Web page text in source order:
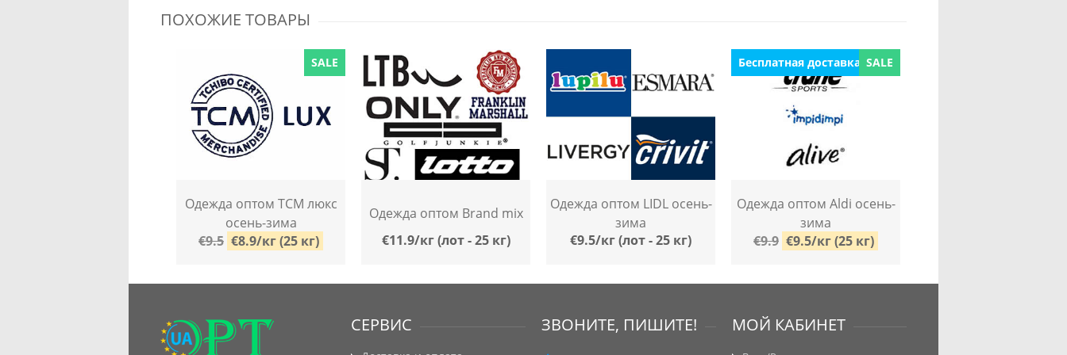
ПОХОЖИЕ ТОВАРЫ
SALE
Одежда оптом TCM люкс
осень-зима
€9.5 €8.9/кг (25 кг)
Одежда оптом Brand mix
€11.9/кг (лот - 25 кг)
Одежда оптом LIDL осень-
зима
€9.5/кг (лот - 25 кг)
Бесплатная доставка SALE
Одежда оптом Aldi осень-
зима
€9.9 €9.5/кг (25 кг)
СЕРВИС ЗВОНИТЕ, ПИШИТЕ! МОЙ КАБИНЕТ